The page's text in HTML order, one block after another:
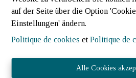
auf der Seite über die Option
Einstellungen' ändern.
Politique de cookies etPolitique de
Alle Cookies